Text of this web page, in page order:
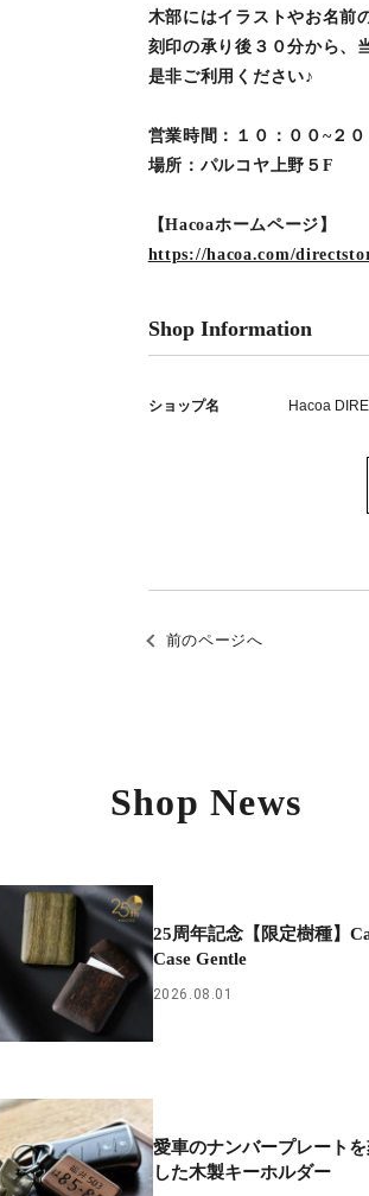
木部にはイラストやお名前
刻印の承り後３０分から、
是非ご利用ください♪
営業時間：１０：００~２０
場所：パルコヤ上野５F
【Hacoaホームページ】
https://hacoa.com/
Shop Information
ショップ名 Hacoa
前のページへ
Shop News
25周年記念【限定樹種】
Case Gentle
2026.08.01
愛車のナンバープレート
した木製キーホルダー